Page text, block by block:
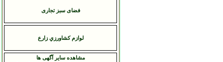
فضای سبز تجاری
لوازم کشاورزي زارع
مشاهده سایر آگهی ها